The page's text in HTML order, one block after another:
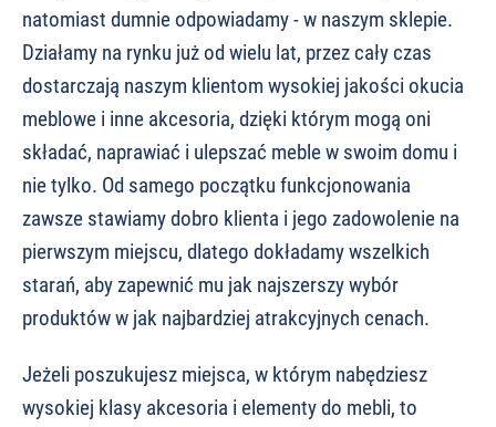
natomiast dumnie odpowiadamy - w naszym sklepie.
Działamy na rynku już od wielu lat, przez cały czas
dostarczają naszym klientom wysokiej jakości okucia
meblowe i inne akcesoria, dzięki którym mogą oni
składać, naprawiać i ulepszać meble w swoim domu i
nie tylko. Od samego początku funkcjonowania
zawsze stawiamy dobro klienta i jego zadowolenie na
pierwszym miejscu, dlatego dokładamy wszelkich
starań, aby zapewnić mu jak najszerszy wybór
produktów w jak najbardziej atrakcyjnych cenach.
Jeżeli poszukujesz miejsca, w którym nabędziesz
wysokiej klasy akcesoria i elementy do mebli, to